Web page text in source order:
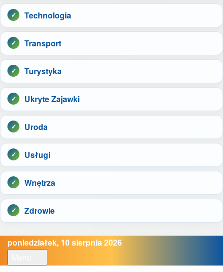
Technologia
Transport
Turystyka
Ukryte Zajawki
Uroda
Usługi
Wnętrza
Zdrowie
poniedziałek, 10 sierpnia 2026